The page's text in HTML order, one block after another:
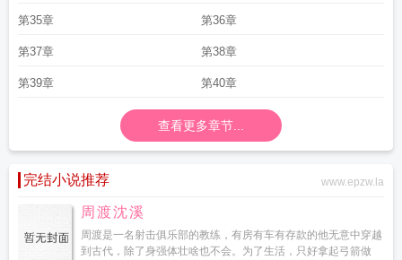
第35章 第36章
第37章 第38章
第39章 第40章
查看更多章节...
完结小说推荐 www.epzw.la
周渡沈溪
周渡是一名射击俱乐部的教练，有房有车有存款的他无意中穿越
到古代，除了身强体壮啥也不会。为了生活，只好拿起弓箭做